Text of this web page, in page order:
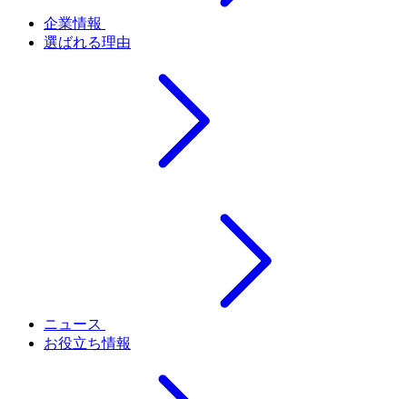
企業情報
選ばれる理由
ニュース
お役立ち情報